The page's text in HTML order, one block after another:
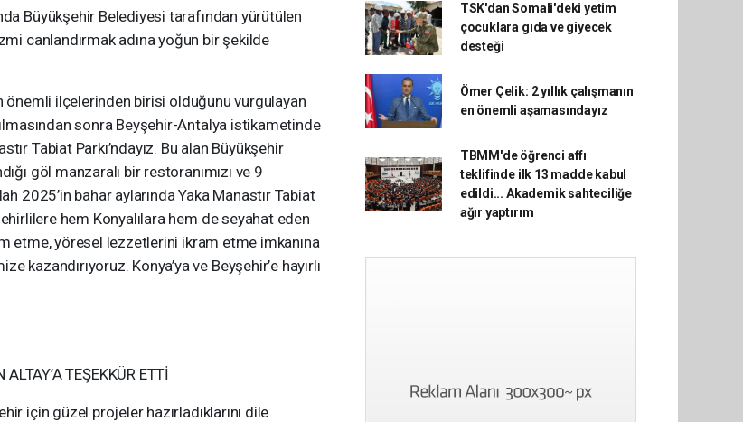
Büyükşehir Belediyesi tarafından yürütülen
canlandırmak adına yoğun bir şekilde
önemli ilçelerinden birisi olduğunu vurgulayan
sonra Beyşehir-Antalya istikametinde
Tabiat Parkı’ndayız. Bu alan Büyükşehir
göl manzaralı bir restoranımızı ve 9
2025’in bahar aylarında Yaka Manastır Tabiat
hem Konyalılara hem de seyahat eden
etme, yöresel lezzetlerini ikram etme imkanına
kazandırıyoruz. Konya’ya ve Beyşehir’e hayırlı
TEŞEKKÜR ETTİ
için güzel projeler hazırladıklarını dile
TSK'dan Somali'deki yetim
çocuklara gıda ve giyecek
desteği
Ömer Çelik: 2 yıllık çalışmanın
en önemli aşamasındayız
TBMM'de öğrenci affı
teklifinde ilk 13 madde kabul
edildi... Akademik sahteciliğe
ağır yaptırım